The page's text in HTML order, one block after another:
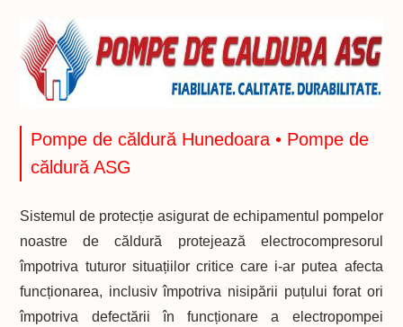
Pompe de căldură Hunedoara • Pompe de
căldură ASG
Sistemul de protecție asigurat de echipamentul pompelor
noastre de căldură protejează electrocompresorul
împotriva tuturor situațiilor critice care i-ar putea afecta
funcționarea, inclusiv împotriva nisipării puțului forat ori
împotriva defectării în funcționare a electropompei